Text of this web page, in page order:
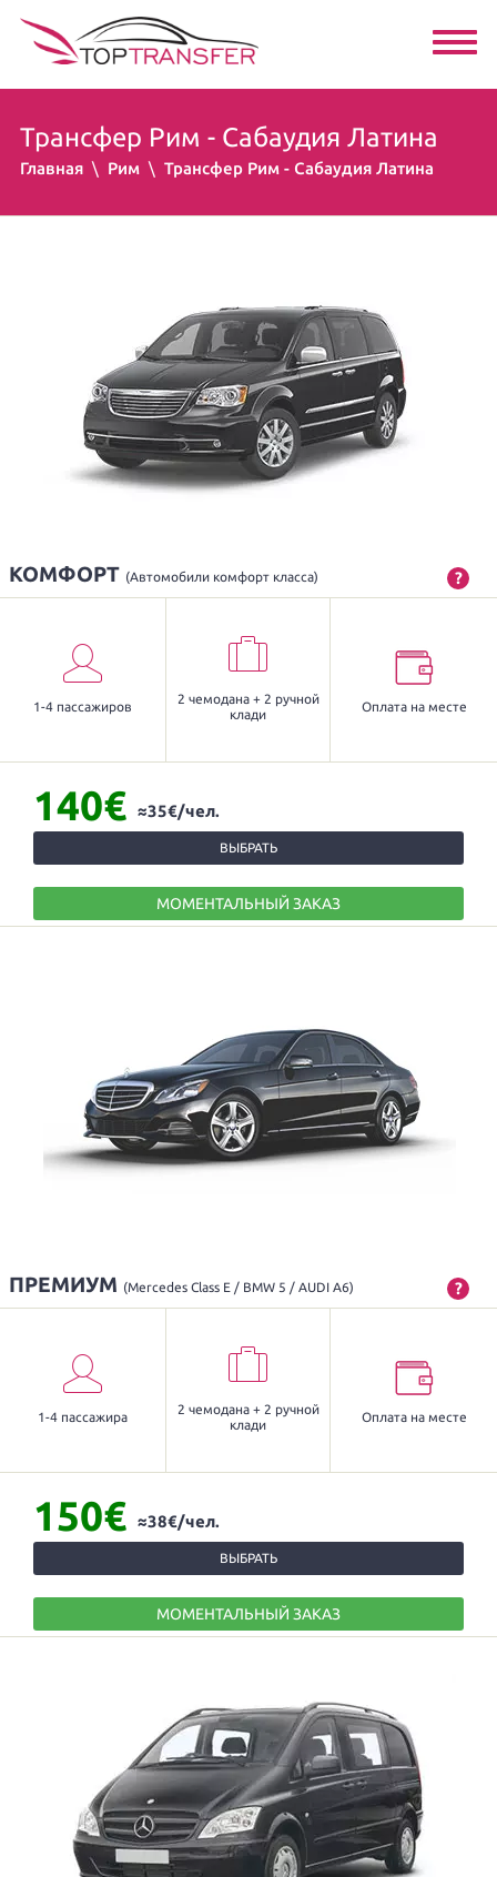
Трансфер Рим - Сабаудия Латина
Главная Рим Трансфер Рим - Сабаудия Латина
КОМФОРТ (Автомобили комфорт класса) ?
1-4 пассажиров
2 чемодана + 2 ручной
клади
Оплата на месте
140€ ≈35€/чел.
ВЫБРАТЬ
МОМЕНТАЛЬНЫЙ ЗАКАЗ
ПРЕМИУМ (Mercedes Class E / BMW 5 / AUDI A6) ?
1-4 пассажира
2 чемодана + 2 ручной
клади
Оплата на месте
150€ ≈38€/чел.
ВЫБРАТЬ
МОМЕНТАЛЬНЫЙ ЗАКАЗ